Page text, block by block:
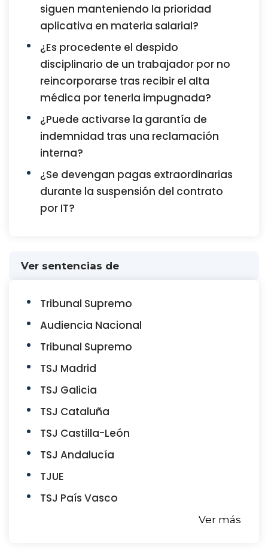
siguen manteniendo la prioridad
aplicativa en materia salarial?
¿Es procedente el despido
disciplinario de un trabajador por no
reincorporarse tras recibir el alta
médica por tenerla impugnada?
¿Puede activarse la garantía de
indemnidad tras una reclamación
interna?
¿Se devengan pagas extraordinarias
durante la suspensión del contrato
por IT?
Ver sentencias de
Tribunal Supremo
Audiencia Nacional
Tribunal Supremo
TSJ Madrid
TSJ Galicia
TSJ Cataluña
TSJ Castilla-León
TSJ Andalucía
TJUE
TSJ País Vasco
Ver más